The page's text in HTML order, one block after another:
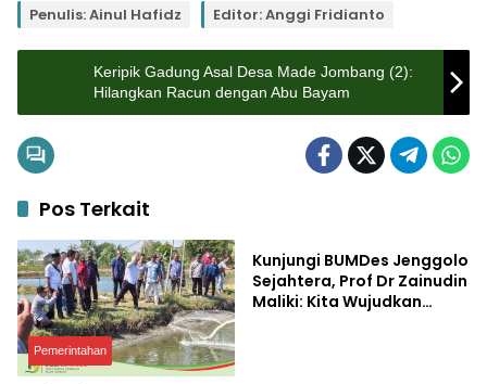
Penulis: Ainul Hafidz Editor: Anggi Fridianto
Keripik Gadung Asal Desa Made Jombang (2):
Hilangkan Racun dengan Abu Bayam
Pos Terkait
Pemerintahan
Kunjungi BUMDes Jenggolo
Sejahtera, Prof Dr Zainudin
Maliki: Kita Wujudkan